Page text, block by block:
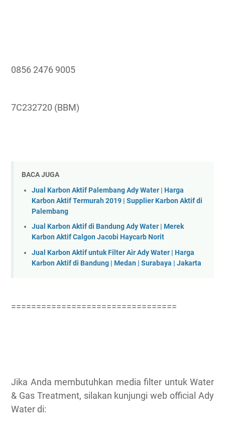
0856 2476 9005
7C232720 (BBM)
BACA JUGA
Jual Karbon Aktif Palembang Ady Water | Harga
Karbon Aktif Termurah 2019 | Supplier Karbon Aktif di
Palembang
Jual Karbon Aktif di Bandung Ady Water | Merek
Karbon Aktif Calgon Jacobi Haycarb Norit
Jual Karbon Aktif untuk Filter Air Ady Water | Harga
Karbon Aktif di Bandung | Medan | Surabaya | Jakarta
=================================
Jika Anda membutuhkan media filter untuk Water
& Gas Treatment, silakan kunjungi web official Ady
Water di: